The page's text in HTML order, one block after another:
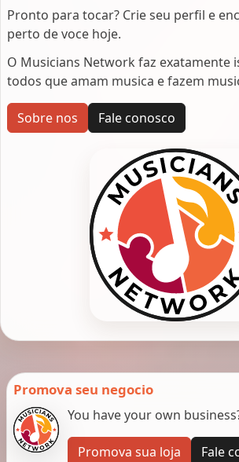
Pronto para tocar? Crie seu perfil e
perto de voce hoje.
O Musicians Network faz exatamente
todos que amam musica e fazem
Sobre nos Fale conosco
Promova seu negocio
You have your own
Promova sua loja Fale